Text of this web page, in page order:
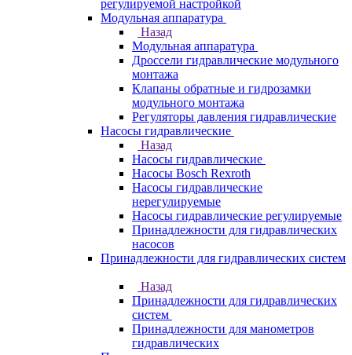
регулируемой настройкой
Модульная аппаратура
Назад
Модульная аппаратура
Дроссели гидравлические модульного
монтажа
Клапаны обратные и гидрозамки
модульного монтажа
Регуляторы давления гидравлические
Насосы гидравлические
Назад
Насосы гидравлические
Насосы Bosch Rexroth
Насосы гидравлические
нерегулируемые
Насосы гидравлические регулируемые
Принадлежности для гидравлических
насосов
Принадлежности для гидравлических систем
Назад
Принадлежности для гидравлических
систем
Принадлежности для манометров
гидравлических